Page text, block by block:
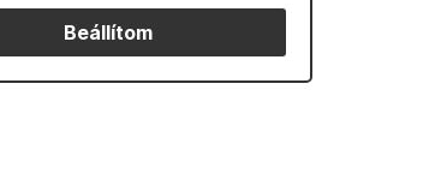
Beállítom